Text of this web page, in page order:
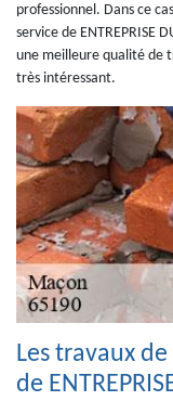
professionnel. Dans ce
service de ENTREPRISE
une meilleure qualité de
très intéressant.
Les travaux
de